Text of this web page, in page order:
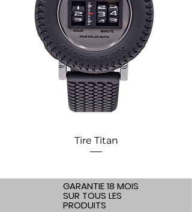
Tire Titan
GARANTIE 18 MOIS
SUR TOUS LES
PRODUITS